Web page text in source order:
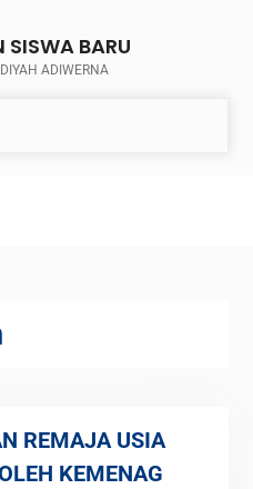
SISWA BARU
ADIWERNA
REMAJA USIA
KEMENAG